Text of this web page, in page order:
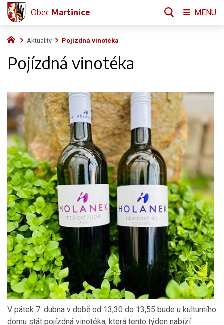
Aktuality Pojízdná vinotéka
Pojízdná vinotéka
V pátek 7. dubna v době od 13,30 do 13,55 bude u kulturního
domu stát pojízdná vinotéka, která tento týden nabízí
Obec Martinice MENU